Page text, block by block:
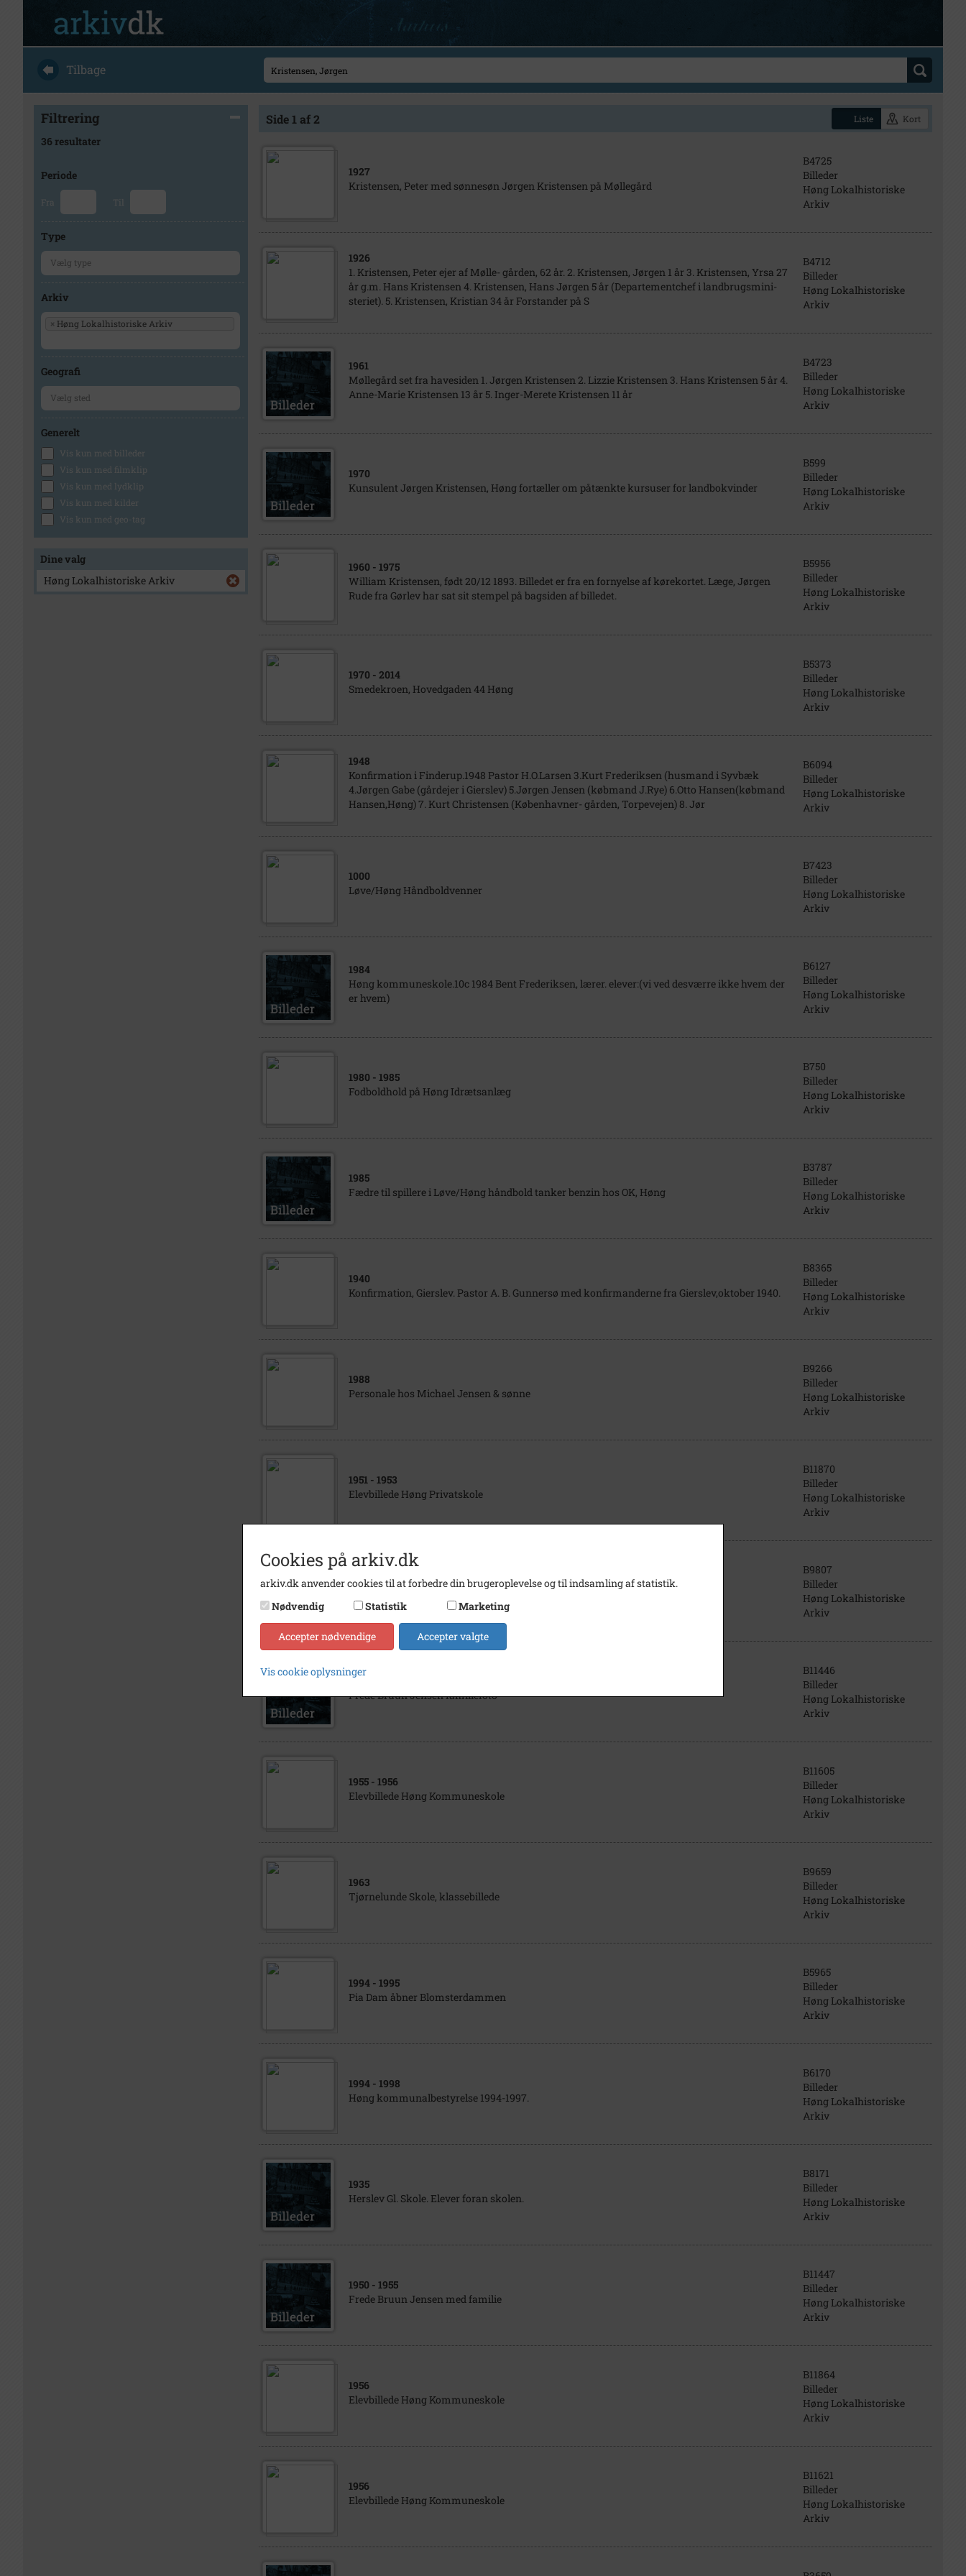
Tilbage
Filtrering
36 resultater
Periode
Fra Til
Type
Arkiv
× Høng Lokalhistoriske Arkiv
Geografi
Generelt
Vis kun med billeder
Vis kun med filmklip
Vis kun med lydklip
Vis kun med kilder
Vis kun med geo-tag
Dine valg
Høng Lokalhistoriske Arkiv
Side 1 af 2 Liste Kort
1927
Kristensen, Peter med sønnesøn Jørgen Kristensen på Møllegård
B4725
Billeder
Høng Lokalhistoriske
Arkiv
1926
1. Kristensen, Peter ejer af Mølle- gården, 62 år. 2. Kristensen, Jørgen 1 år 3. Kristensen, Yrsa 27
år g.m. Hans Kristensen 4. Kristensen, Hans Jørgen 5 år (Departementchef i landbrugsmini-
steriet). 5. Kristensen, Kristian 34 år Forstander på S
B4712
Billeder
Høng Lokalhistoriske
Arkiv
1961
Møllegård set fra havesiden 1. Jørgen Kristensen 2. Lizzie Kristensen 3. Hans Kristensen 5 år 4.
Anne-Marie Kristensen 13 år 5. Inger-Merete Kristensen 11 år
B4723
Billeder
Høng Lokalhistoriske
Arkiv
1970
Kunsulent Jørgen Kristensen, Høng fortæller om påtænkte kursuser for landbokvinder
B599
Billeder
Høng Lokalhistoriske
Arkiv
1960 - 1975
William Kristensen, født 20/12 1893. Billedet er fra en fornyelse af kørekortet. Læge, Jørgen
Rude fra Gørlev har sat sit stempel på bagsiden af billedet.
B5956
Billeder
Høng Lokalhistoriske
Arkiv
1970 - 2014
Smedekroen, Hovedgaden 44 Høng
B5373
Billeder
Høng Lokalhistoriske
Arkiv
1948
Konfirmation i Finderup.1948 Pastor H.O.Larsen 3.Kurt Frederiksen (husmand i Syvbæk
4.Jørgen Gabe (gårdejer i Gierslev) 5.Jørgen Jensen (købmand J.Rye) 6.Otto Hansen(købmand
Hansen,Høng) 7. Kurt Christensen (Københavner- gården, Torpevejen) 8. Jør
B6094
Billeder
Høng Lokalhistoriske
Arkiv
1000
Løve/Høng Håndboldvenner
B7423
Billeder
Høng Lokalhistoriske
Arkiv
1984
Høng kommuneskole.10c 1984 Bent Frederiksen, lærer. elever:(vi ved desværre ikke hvem der
er hvem)
B6127
Billeder
Høng Lokalhistoriske
Arkiv
1980 - 1985
Fodboldhold på Høng Idrætsanlæg
B750
Billeder
Høng Lokalhistoriske
Arkiv
1985
Fædre til spillere i Løve/Høng håndbold tanker benzin hos OK, Høng
B3787
Billeder
Høng Lokalhistoriske
Arkiv
1940
Konfirmation, Gierslev. Pastor A. B. Gunnersø med konfirmanderne fra Gierslev,oktober 1940.
B8365
Billeder
Høng Lokalhistoriske
Arkiv
1988
Personale hos Michael Jensen & sønne
B9266
Billeder
Høng Lokalhistoriske
Arkiv
1951 - 1953
Elevbillede Høng Privatskole
B11870
Billeder
Høng Lokalhistoriske
Arkiv
2002- 2005
B9807
Billeder
Høng Lokalhistoriske
Arkiv
1950
Frede Bruun Jensen familiefoto
B11446
Billeder
Høng Lokalhistoriske
Arkiv
1955 - 1956
Elevbillede Høng Kommuneskole
B11605
Billeder
Høng Lokalhistoriske
Arkiv
1963
Tjørnelunde Skole, klassebillede
B9659
Billeder
Høng Lokalhistoriske
Arkiv
1994 - 1995
Pia Dam åbner Blomsterdammen
B5965
Billeder
Høng Lokalhistoriske
Arkiv
1994 - 1998
Høng kommunalbestyrelse 1994-1997.
B6170
Billeder
Høng Lokalhistoriske
Arkiv
1935
Herslev Gl. Skole. Elever foran skolen.
B8171
Billeder
Høng Lokalhistoriske
Arkiv
1950 - 1955
Frede Bruun Jensen med familie
B11447
Billeder
Høng Lokalhistoriske
Arkiv
1956
Elevbillede Høng Kommuneskole
B11864
Billeder
Høng Lokalhistoriske
Arkiv
1956
Elevbillede Høng Kommuneskole
B11621
Billeder
Høng Lokalhistoriske
Arkiv
Cookies på arkiv.dk
arkiv.dk anvender cookies til at forbedre din brugeroplevelse og til indsamling af statistik.
Nødvendig
Statistik Marketing
Accepter nødvendige Accepter valgte
Vis cookie oplysninger